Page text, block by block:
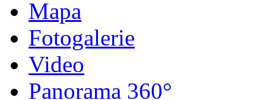
Mapa
Fotogalerie
Video
Panorama 360°